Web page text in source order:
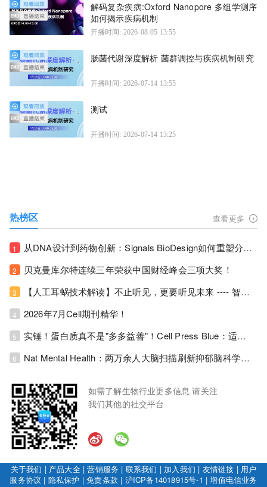
解码复杂疾病:Oxford Nanopore 多组学测序
如何揭示疾病机制
开播时间: 2026-08-05 13:55
肠菌代谢深度解析 菌群调控与疾病机制研究
开播时间: 2026-07-14 13:55
测试
开播时间: 2026-07-14 13:25
热榜区 查看更多
1 从DNA设计到药物创新：Signals BioDesign如何重塑分子生物学研发生态！
2 贝克曼库尔特连续三年荣获中国财经峰会三项大奖！
3 【人工耳蜗技术解读】不止听见，更要听见未来 ---- 智能耳蜗，开启人工耳蜗技术新纪元！
4 2026年7月Cell期刊精华！
5 实锤！蛋白质真不是"多多益善"！Cell Press Blue：适度限蛋白，反而拉长健康寿命！
6 Nat Mental Health：两万余人大脑扫描刷新抑郁脑科学认知！抑郁不只是情绪病，视觉、运动脑区同步受损！
如需了解生物行业更多信息 请关注
我们其他的社交平台
关于我们 | 产品大全|营销服务 | 联系我们 | 加入我们 | 友情链接 | 用户
服务协议 | 隐私保护 |免责条款 | 沪ICP备14018915号-1 |增值电信业务